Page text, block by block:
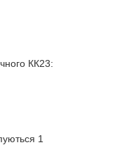
КК23:
1